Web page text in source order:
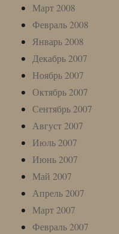
Март 2008
Февраль 2008
Январь 2008
Декабрь 2007
Ноябрь 2007
Октябрь 2007
Сентябрь 2007
Август 2007
Июль 2007
Июнь 2007
Май 2007
Апрель 2007
Март 2007
Февраль 2007